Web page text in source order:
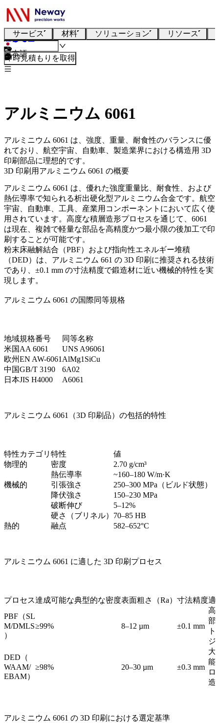
サービス 材料 ソリューション リソース
日本語
即時見積もりを取得
アルミニウム 6061
アルミニウム 6061 は、強度、重量、耐食性のバランスに優
れており、航空宇宙、自動車、製造業界における構造用 3D
印刷部品に理想的です。
3D 印刷用アルミニウム 6061 の概要
アルミニウム 6061 は、優れた強度重量比、耐食性、および
熱伝導率で知られる析出硬化型アルミニウム合金です。航空
宇宙、自動車、工具、産業用コンポーネントにおいて広く使
用されています。高度な積層造形プロセスを通じて、6061
は現在、複雑で軽量な部品を高精度かつ最小限の後加工で印
刷することが可能です。
粉末床融解結合（PBF） および指向性エネルギー堆積
（DED） は、アルミニウム 661 の 3D 印刷に推奨される技術
であり、±0.1 mm の寸法精度で鍛造材に近い機械的特性を実
現します。
アルミニウム 6061 の国際同等規格
地域規格番号
同等名称
米国AA 6061
UNS A96061
欧州EN AW-6061 AlMg1SiCu
中国GB/T 3190
6A02
日本JIS H4000 A6061
アルミニウム 6061（3D 印刷品）の包括的特性
特性カテゴリ 特性
値
物理的
密度
2.70 g/cm³
熱伝導率
~160–180 W/m·K
機械的
引張強さ
250–300 MPa（ビルド状態）
降伏強さ
150–230 MPa
破断伸び
5–12%
硬さ（ブリネル） 70–85 HB
熱的
融点 582–652°C
アルミニウム 6061 に適した 3D 印刷プロセス
プロセス達成可能な典型的な密度表面粗さ（Ra） 寸法精度適
PBF（SL
M/DMLS
）
≥99% 8–12 µm ±0.1 mm
高
部
ジ
DED（
WAAM/
EBAM）
≥98% 20–30 µm ±0.3 mm
大
能
ロ
造
アルミニウム 6061 の 3D 印刷における選定基準